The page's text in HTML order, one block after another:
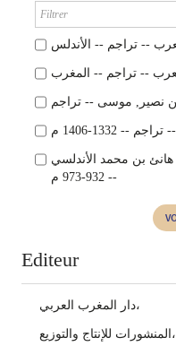
-- تراجم -- الأندلس
-- تراجم -- المغرب
نصير‏, ‏موسى‏ -- ‏تراجم‏
1332-1406 م
هانئ بن محمد الأندلسي
-- 932-973 م
Editeur
دار المغرب العربي،
المنشورات للإنتاج والتوزيع،